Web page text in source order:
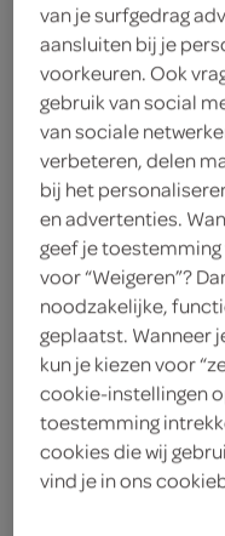
5.
19
180 Gram
Let op:
producten, maar
verwerkt in de
intense pure
cacaopercentage
geniet van een rijke
favoriete baksels
Tony's
van je surfgedrag
aansluiten bij je
voorkeuren. Ook
gebruik van social
van sociale
verbeteren, delen
bij het
en advertenties.
geef je toestemming
voor “Weigeren”?
noodzakelijke,
geplaatst. Wanneer
kun je kiezen voor
cookie-instellingen
toestemming
cookies die wij
vind je in ons